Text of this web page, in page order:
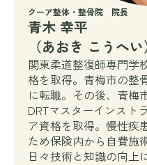
クーア整体・整骨院 院長
青木 幸平
（あおき こうへい
関東柔道整復師専門学
格を取得。青梅市の整
に転職。その後、青梅
DRTマスターインスト
ア資格を取得。慢性疾
ため保険内から自費施
日々技術と知識の向上